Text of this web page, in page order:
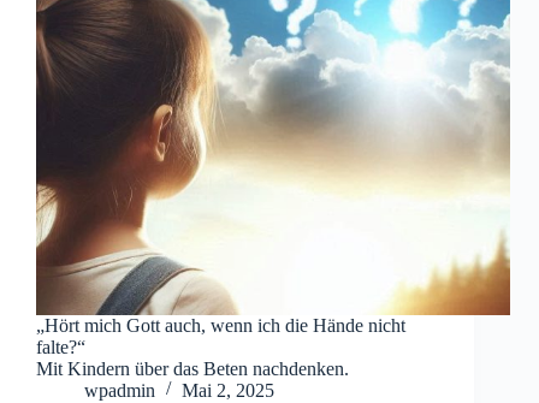
„Hört mich Gott auch, wenn ich die Hände nicht
falte?“
Mit Kindern über das Beten nachdenken.
wpadmin
Mai 2, 2025